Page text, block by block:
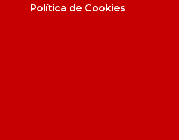
Política de Cookies